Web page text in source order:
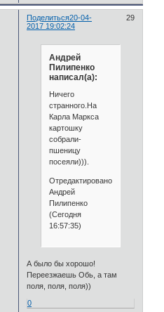
Поделиться 29
20-04-
2017 19:02:24
Андрей
Пилипенко
написал(а):
Ничего
странного.На
Карла Маркса
картошку
собрали-
пшеницу
посеяли))).
Отредактировано
Андрей
Пилипенко
(Сегодня
16:57:35)
А было бы хорошо!
Переезжаешь Обь, а там
поля, поля, поля))
0